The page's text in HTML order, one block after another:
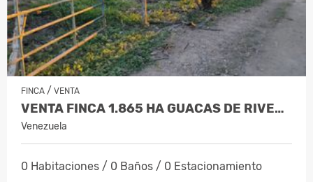
FINCA / VENTA
VENTA FINCA 1.865 HA GUACAS DE RIVERA…
Venezuela
0 Habitaciones / 0 Baños / 0 Estacionamiento